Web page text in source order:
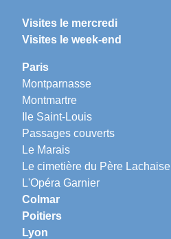
Visites le mercredi
Visites le week-end
Paris
Montparnasse
Montmartre
Ile Saint-Louis
Passages couverts
Le Marais
Le cimetière du Père Lachaise
L'Opéra Garnier
Colmar
Poitiers
Lyon